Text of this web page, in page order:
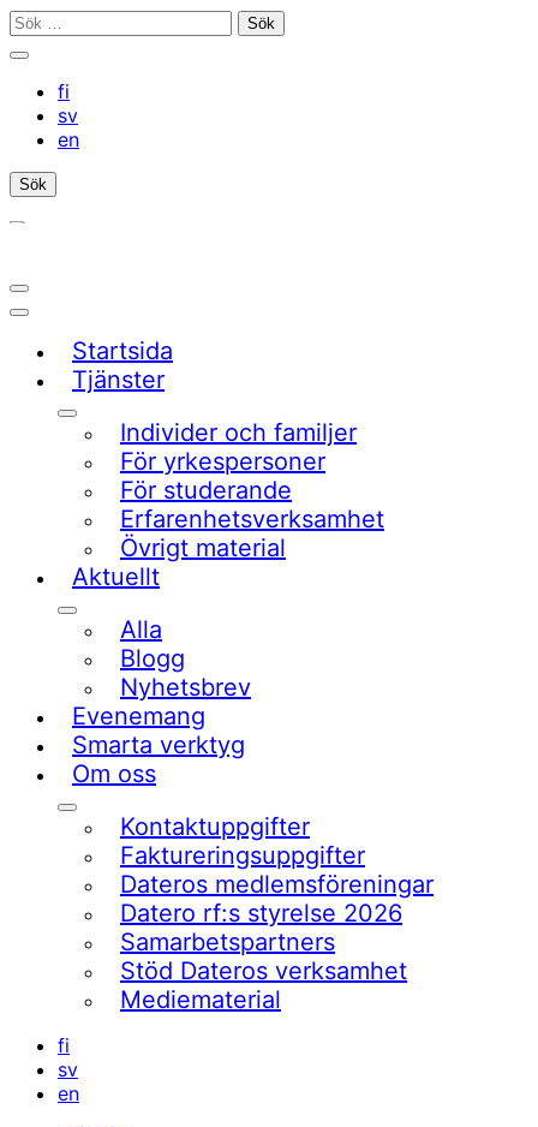
Gå
Sök
Stäng
sökfältet
fi
sv
en
Sök
Öppna/stäng
sökfältet
Huvudmeny
Startsida
Tjänster
UndermenyIndivider och familjer
För yrkespersoner
För studerande
Erfarenhetsverksamhet
Övrigt material
Aktuellt
Undermeny
Alla
Blogg
Nyhetsbrev
Evenemang
Smarta verktyg
Om oss
UndermenyKontaktuppgifter
Faktureringsuppgifter
Dateros medlemsföreningar
Datero rf:s styrelse 2026
Samarbetspartners
Stöd Dateros verksamhet​
Mediematerial
fi
sv
en